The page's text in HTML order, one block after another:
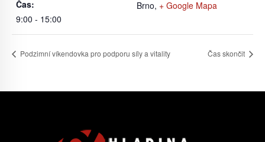
Čas:
9:00 - 15:00
Brno, + Google Mapa
Podzimní víkendovka pro podporu síly a vitality Čas skončit